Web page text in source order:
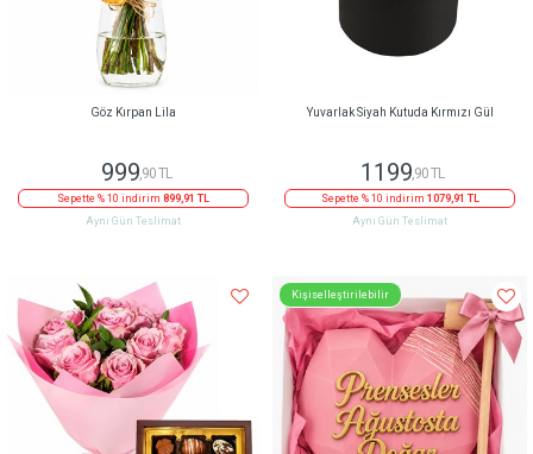
Göz Kırpan Lila
999,90 TL
Sepette % 10 indirim 899,91 TL
Aynı Gün Teslimat
Yuvarlak Siyah Kutuda Kırmızı Gül
1199 ,90 TL
Sepette % 10 indirim 1079,91 TL
Aynı Gün Teslimat
Kişiselleştirilebilir